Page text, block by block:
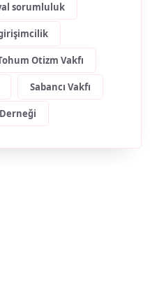
sorumluluk
Otizm Vakfı
Sabancı Vakfı